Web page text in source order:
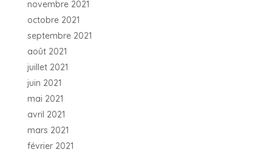
novembre 2021
octobre 2021
septembre 2021
août 2021
juillet 2021
juin 2021
mai 2021
avril 2021
mars 2021
février 2021